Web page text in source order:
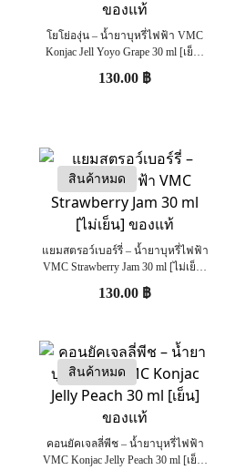
โยโย่องุ่น – น้ำยาบุหรี่ไฟฟ้า VMC
Konjac Jell Yoyo Grape 30 ml [เย็น]
130.00 ฿
สินค้าหมด
แยมสตรอว์เบอร์รี่ – น้ำยาบุหรี่ไฟฟ้า
VMC Strawberry Jam 30 ml [ไม่เย็น]
130.00 ฿
สินค้าหมด
คอนยัคเจลลี่พีช – น้ำยาบุหรี่ไฟฟ้า
VMC Konjac Jelly Peach 30 ml [เย็น]